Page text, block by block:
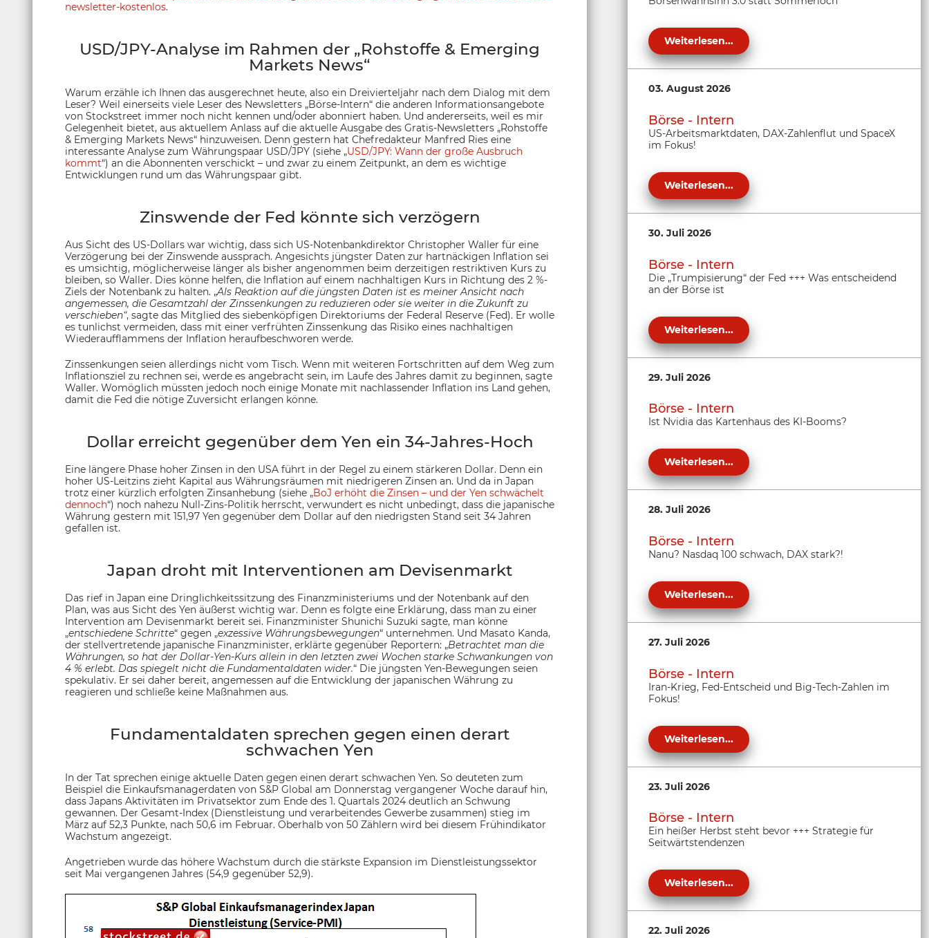
newsletter-kostenlos.
USD/JPY-Analyse im Rahmen der „Rohstoffe & Emerging
Markets News“
Warum erzähle ich Ihnen das ausgerechnet heute, also ein Dreivierteljahr nach dem Dialog mit dem
Leser? Weil einerseits viele Leser des Newsletters „Börse-Intern“ die anderen Informationsangebote
von Stockstreet immer noch nicht kennen und/oder abonniert haben. Und andererseits, weil es mir
Gelegenheit bietet, aus aktuellem Anlass auf die aktuelle Ausgabe des Gratis-Newsletters „Rohstoffe
& Emerging Markets News“ hinzuweisen. Denn gestern hat Chefredakteur Manfred Ries eine
interessante Analyse zum Währungspaar USD/JPY (siehe „USD/JPY: Wann der große Ausbruch
kommt“) an die Abonnenten verschickt – und zwar zu einem Zeitpunkt, an dem es wichtige
Entwicklungen rund um das Währungspaar gibt.
Zinswende der Fed könnte sich verzögern
Aus Sicht des US-Dollars war wichtig, dass sich US-Notenbankdirektor Christopher Waller für eine
Verzögerung bei der Zinswende aussprach. Angesichts jüngster Daten zur hartnäckigen Inflation sei
es umsichtig, möglicherweise länger als bisher angenommen beim derzeitigen restriktiven Kurs zu
bleiben, so Waller. Dies könne helfen, die Inflation auf einem nachhaltigen Kurs in Richtung des 2 %-
Ziels der Notenbank zu halten. „Als Reaktion auf die jüngsten Daten ist es meiner Ansicht nach
angemessen, die Gesamtzahl der Zinssenkungen zu reduzieren oder sie weiter in die Zukunft zu
verschieben“, sagte das Mitglied des siebenköpfigen Direktoriums der Federal Reserve (Fed). Er wolle
es tunlichst vermeiden, dass mit einer verfrühten Zinssenkung das Risiko eines nachhaltigen
Wiederaufflammens der Inflation heraufbeschworen werde.
Zinssenkungen seien allerdings nicht vom Tisch. Wenn mit weiteren Fortschritten auf dem Weg zum
Inflationsziel zu rechnen sei, werde es angebracht sein, im Laufe des Jahres damit zu beginnen, sagte
Waller. Womöglich müssten jedoch noch einige Monate mit nachlassender Inflation ins Land gehen,
damit die Fed die nötige Zuversicht erlangen könne.
Dollar erreicht gegenüber dem Yen ein 34-Jahres-Hoch
Eine längere Phase hoher Zinsen in den USA führt in der Regel zu einem stärkeren Dollar. Denn ein
hoher US-Leitzins zieht Kapital aus Währungsräumen mit niedrigeren Zinsen an. Und da in Japan
trotz einer kürzlich erfolgten Zinsanhebung (siehe „BoJ erhöht die Zinsen – und der Yen schwächelt
dennoch“) noch nahezu Null-Zins-Politik herrscht, verwundert es nicht unbedingt, dass die japanische
Währung gestern mit 151,97 Yen gegenüber dem Dollar auf den niedrigsten Stand seit 34 Jahren
gefallen ist.
Japan droht mit Interventionen am Devisenmarkt
Das rief in Japan eine Dringlichkeitssitzung des Finanzministeriums und der Notenbank auf den
Plan, was aus Sicht des Yen äußerst wichtig war. Denn es folgte eine Erklärung, dass man zu einer
Intervention am Devisenmarkt bereit sei. Finanzminister Shunichi Suzuki sagte, man könne
„entschiedene Schritte“ gegen „exzessive Währungsbewegungen“ unternehmen. Und Masato Kanda,
der stellvertretende japanische Finanzminister, erklärte gegenüber Reportern: „Betrachtet man die
Währungen, so hat der Dollar-Yen-Kurs allein in den letzten zwei Wochen starke Schwankungen von
4 % erlebt. Das spiegelt nicht die Fundamentaldaten wider.“ Die jüngsten Yen-Bewegungen seien
spekulativ. Er sei daher bereit, angemessen auf die Entwicklung der japanischen Währung zu
reagieren und schließe keine Maßnahmen aus.
Fundamentaldaten sprechen gegen einen derart
schwachen Yen
In der Tat sprechen einige aktuelle Daten gegen einen derart schwachen Yen. So deuteten zum
Beispiel die Einkaufsmanagerdaten von S&P Global am Donnerstag vergangener Woche darauf hin,
dass Japans Aktivitäten im Privatsektor zum Ende des 1. Quartals 2024 deutlich an Schwung
gewannen. Der Gesamt-Index (Dienstleistung und verarbeitendes Gewerbe zusammen) stieg im
März auf 52,3 Punkte, nach 50,6 im Februar. Oberhalb von 50 Zählern wird bei diesem Frühindikator
Wachstum angezeigt.
Angetrieben wurde das höhere Wachstum durch die stärkste Expansion im Dienstleistungssektor
seit Mai vergangenen Jahres (54,9 gegenüber 52,9).
Weiterlesen...
03. August 2026
Börse - Intern
US-Arbeitsmarktdaten, DAX-Zahlenflut und SpaceX
im Fokus!
Weiterlesen...
30. Juli 2026
Börse - Intern
Die „Trumpisierung“ der Fed +++ Was entscheidend
an der Börse ist
Weiterlesen...
29. Juli 2026
Börse - Intern
Ist Nvidia das Kartenhaus des KI-Booms?
Weiterlesen...
28. Juli 2026
Börse - Intern
Nanu? Nasdaq 100 schwach, DAX stark?!
Weiterlesen...
27. Juli 2026
Börse - Intern
Iran-Krieg, Fed-Entscheid und Big-Tech-Zahlen im
Fokus!
Weiterlesen...
23. Juli 2026
Börse - Intern
Ein heißer Herbst steht bevor +++ Strategie für
Seitwärtstendenzen
Weiterlesen...
22. Juli 2026